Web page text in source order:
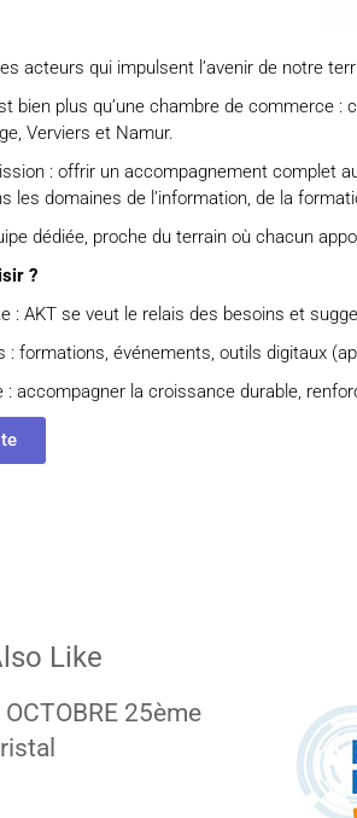
acteurs qui impulsent l’avenir de notre
bien plus qu’une chambre de commerce
Verviers et Namur.
: offrir un accompagnement complet
les domaines de l’information, de la
dédiée, proche du terrain où chacun
?
: AKT se veut le relais des besoins et
: formations, événements, outils digitaux
accompagner la croissance durable,
Like
OCTOBRE 25ème